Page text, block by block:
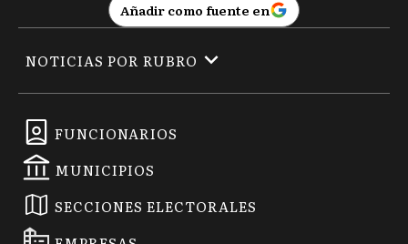
Añadir como fuente en
FUNCIONARIOS
MUNICIPIOS
SECCIONES ELECTORALES
NOTICIAS POR RUBRO